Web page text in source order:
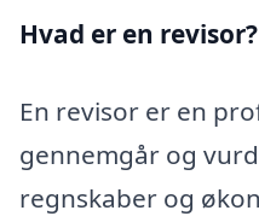
Hvad er en revisor?
En revisor er en
gennemgår og
regnskaber og